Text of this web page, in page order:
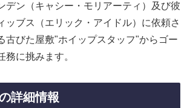
デン（キャシー・モリアーティ）及び彼
ッブス（エリック・アイドル）に依頼さ
古びた屋敷"ホイップスタッフ"からゴー
務に挑みます。
詳細情報